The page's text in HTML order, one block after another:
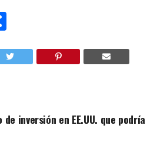
Compartir
inversión en EE.UU. que podría